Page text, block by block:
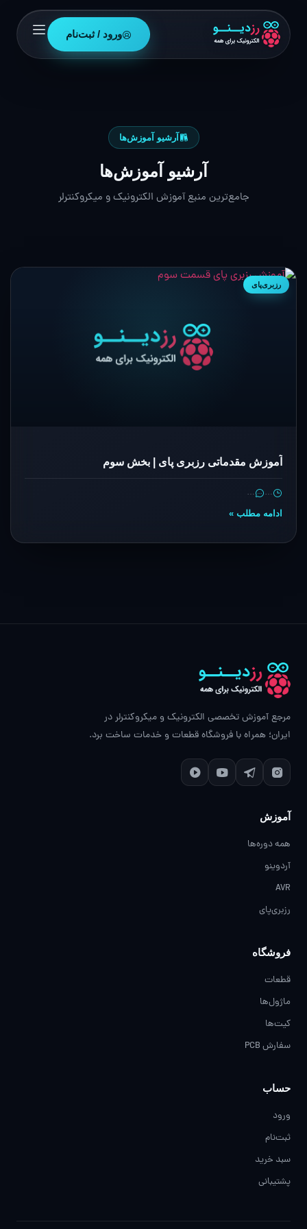
ورود / ثبت‌نام
آرشیو آموزش‌ها
آرشیو آموزش‌ها
جامع‌ترین منبع آموزش الکترونیک و میکروکنترلر
رزبری‌پای
آموزش مقدماتی رزبری پای | بخش سوم
…
…
ادامه مطلب »
مرجع آموزش تخصصی الکترونیک و میکروکنترلر در
ایران؛ همراه با فروشگاه قطعات و خدمات ساخت برد.
آموزش
همه دوره‌ها
آردوینو
AVR
رزبری‌پای
فروشگاه
قطعات
ماژول‌ها
کیت‌ها
سفارش PCB
حساب
ورود
ثبت‌نام
سبد خرید
پشتیبانی